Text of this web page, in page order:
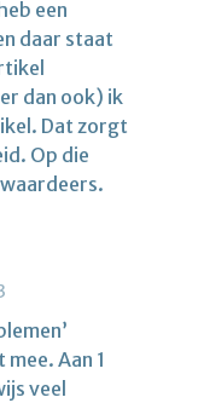
een
daar staat
dan ook) ik
Dat zorgt
Op die
Aan 1
veel